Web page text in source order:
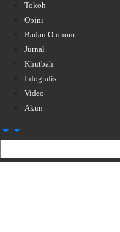
Tokoh
Opini
Badan Otonom
Jurnal
Khutbah
Infografis
Video
Akun